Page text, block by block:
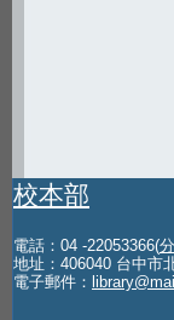
校本部
電話：04 -22053366(
地址：406040 台中市
電子郵件：